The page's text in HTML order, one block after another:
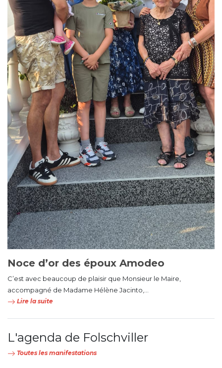
Noce d’or des époux Amodeo
C’est avec beaucoup de plaisir que Monsieur le Maire,
accompagné de Madame Hélène Jacinto,...
Lire la suite
L'agenda de Folschviller
Toutes les manifestations